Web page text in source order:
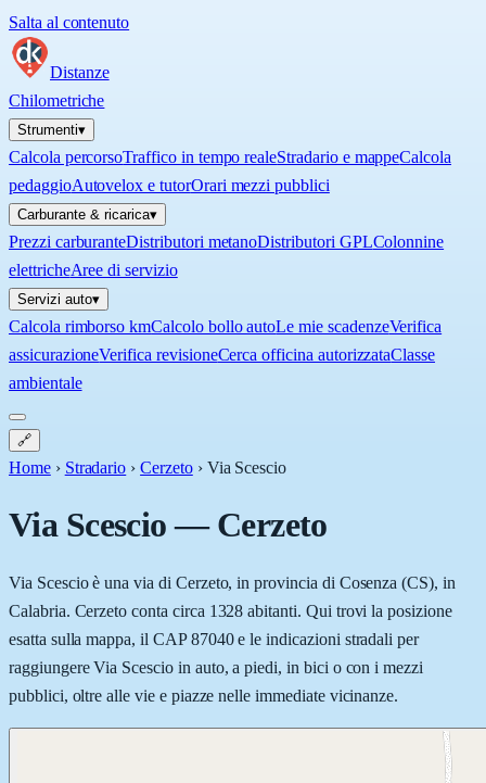
Salta al contenuto
Distanze
Chilometriche
Strumenti▾
Calcola percorsoTraffico in tempo realeStradario e mappeCalcola
pedaggioAutovelox e tutorOrari mezzi pubblici
Carburante & ricarica▾
Prezzi carburanteDistributori metanoDistributori GPLColonnine
elettricheAree di servizio
Servizi auto▾
Calcola rimborso kmCalcolo bollo autoLe mie scadenzeVerifica
assicurazioneVerifica revisioneCerca officina autorizzataClasse
ambientale
🔗
Home › Stradario › Cerzeto › Via Scescio
Via Scescio—Cerzeto
Via Scescio è una via di Cerzeto, in provincia di Cosenza (CS), in
Calabria. Cerzeto conta circa 1328 abitanti. Qui trovi la posizione
esatta sulla mappa, il CAP 87040 e le indicazioni stradali per
raggiungere Via Scescio in auto, a piedi, in bici o con i mezzi
pubblici, oltre alle vie e piazze nelle immediate vicinanze.